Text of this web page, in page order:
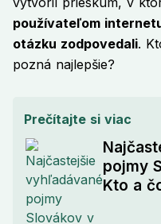
používateľom
otázku zodpovedali.
pozná najlepšie?
Prečítajte si viac
pojmy
Kto a